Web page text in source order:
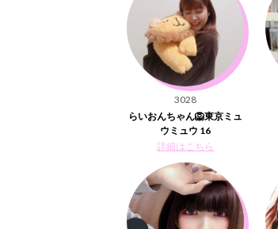
3028
らいおんちゃん🦁東京ミュ
ウミュウ 16
詳細はこちら